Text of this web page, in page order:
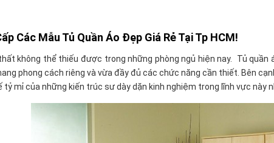
Các Mẫu Tủ Quần Áo Đẹp Giá Rẻ Tại Tp HCM!
không thể thiếu được trong những phòng ngủ hiện nay. Tủ
phong cách riêng và vừa đầy đủ các chức năng cần thiết. Bên
mỉ của những kiến trúc sư dày dặn kinh nghiệm trong lĩnh vực này